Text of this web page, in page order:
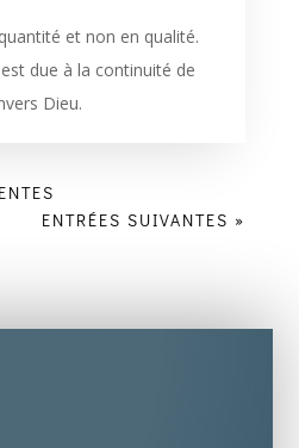
et non en qualité.
due à la continuité de
Dieu.
ENTRÉES SUIVANTES »